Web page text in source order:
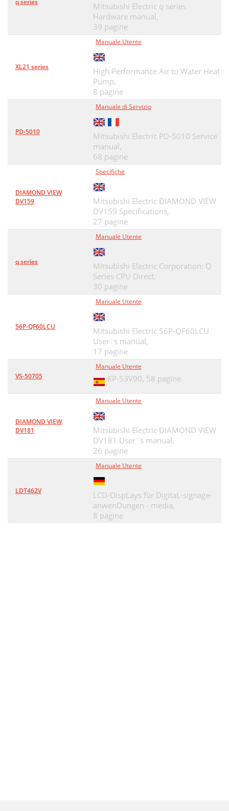
q series
Mitsubishi Electric q series
Hardware manual,
39 pagine
XL21 series
Manuale Utente
High Performance Air to Water Heat
Pump,
8 pagine
PD-5010
Manuale di Servizio
Mitsubishi Electric PD-5010 Service
manual,
68 pagine
DIAMOND VIEW
DV159
Specifiche
Mitsubishi Electric DIAMOND VIEW
DV159 Specifications,
27 pagine
q series
Manuale Utente
Mitsubishi Electric Corporation: Q
Series CPU Direct,
30 pagine
56P-QF60LCU
Manuale Utente
Mitsubishi Electric 56P-QF60LCU
User`s manual,
17 pagine
VS-50705
Manuale Utente
KP-53V90, 58 pagine
DIAMOND VIEW
DV181
Manuale Utente
Mitsubishi Electric DIAMOND VIEW
DV181 User`s manual,
26 pagine
LDT462V
Manuale Utente
LCD-DispLays für DigitaL-signage-
anwenDungen - media,
8 pagine